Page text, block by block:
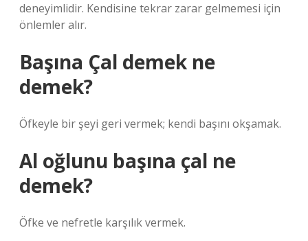
deneyimlidir. Kendisine tekrar zarar gelmemesi için
önlemler alır.
Başına Çal demek ne
demek?
Öfkeyle bir şeyi geri vermek; kendi başını okşamak.
Al oğlunu başına çal ne
demek?
Öfke ve nefretle karşılık vermek.